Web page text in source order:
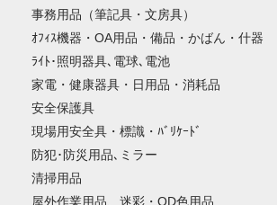
事務用品（筆記具・文房具）
ｵﾌｨｽ機器・OA用品・備品・かばん・什器
ﾗｲﾄ･照明器具､電球､電池
家電・健康器具・日用品・消耗品
安全保護具
現場用安全具・標識・ﾊﾞﾘｹｰﾄﾞ
防犯･防災用品､ミラー
清掃用品
屋外作業用品、迷彩・OD色用品